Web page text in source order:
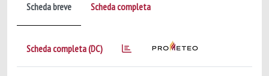
Scheda breve Scheda completa
Scheda completa (DC)